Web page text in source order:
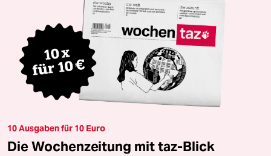
10 Ausgaben für 10 Euro
Die Wochenzeitung mit taz-Blick